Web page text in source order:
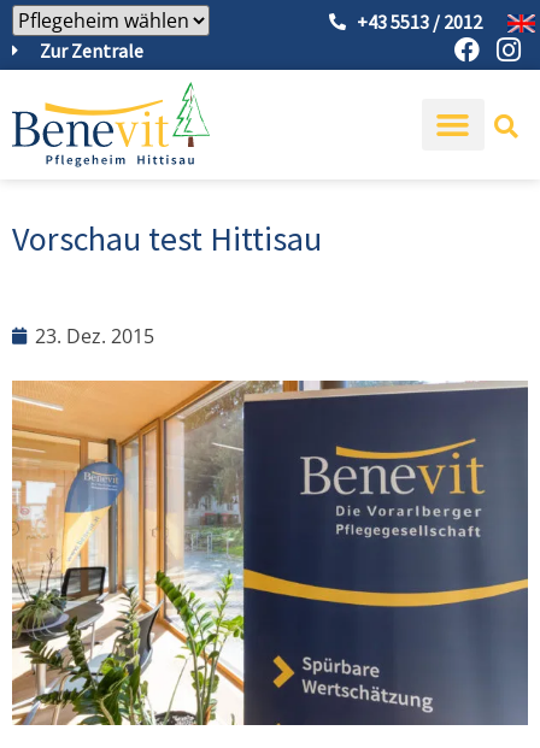
Zur Zentrale
+43 5513 / 2012
Vorschau test Hittisau
23. Dez. 2015